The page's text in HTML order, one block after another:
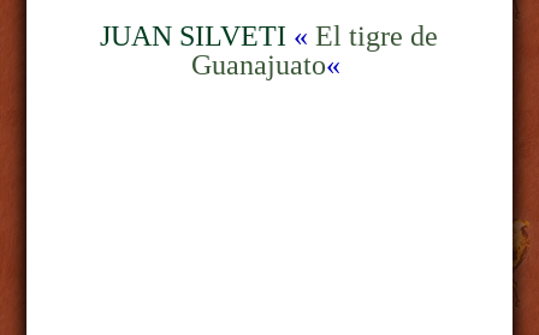
JUAN SILVETI «El tigre de
Guanajuato«